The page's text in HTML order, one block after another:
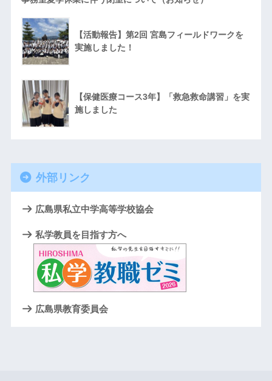
【活動報告】第2回 宮島フィールドワークを
実施しました！
【保健医療コース3年】「救急救命講習」を実
施しました
外部リンク
広島県私立中学高等学校協会
私学教員を目指す方へ
広島県教育委員会